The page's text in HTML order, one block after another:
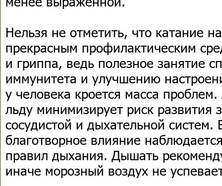
Нельзя не отметить, что катание
прекрасным профилактическим
и гриппа, ведь полезное занятие
иммунитета и улучшению
у человека кроется масса
льду минимизирует риск развития
сосудистой и дыхательной систем.
благотворное влияние
правил дыхания. Дышать
иначе морозный воздух не